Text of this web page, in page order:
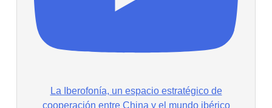
La Iberofonía, un espacio estratégico de
cooperación entre China y el mundo ibérico